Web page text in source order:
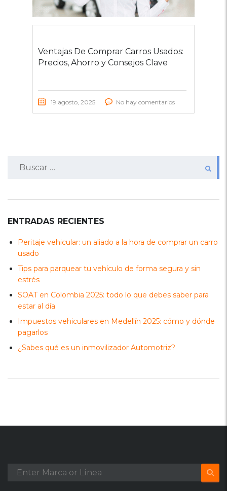
Ventajas De Comprar Carros Usados:
Precios, Ahorro y Consejos Clave
19 agosto, 2025 No hay comentarios
ENTRADAS RECIENTES
Peritaje vehicular: un aliado a la hora de comprar un carro
usado
Tips para parquear tu vehículo de forma segura y sin
estrés
SOAT en Colombia 2025: todo lo que debes saber para
estar al día
Impuestos vehiculares en Medellín 2025: cómo y dónde
pagarlos
¿Sabes qué es un inmovilizador Automotriz?